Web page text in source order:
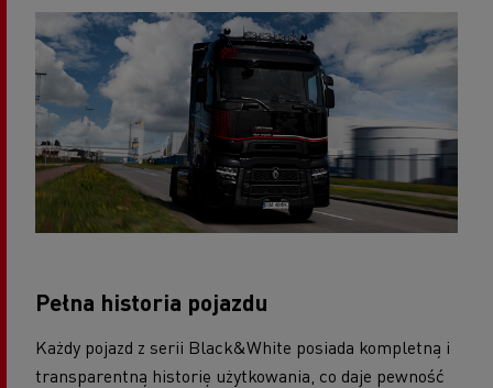
Pełna historia pojazdu
Każdy pojazd z serii Black&White posiada kompletną i
transparentną historię użytkowania, co daje pewność